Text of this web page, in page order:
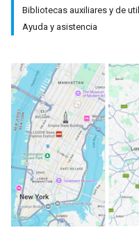
Bibliotecas auxiliares y de
Ayuda y asistencia